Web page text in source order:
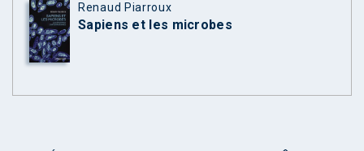
Renaud Piarroux
Sapiens et les microbes